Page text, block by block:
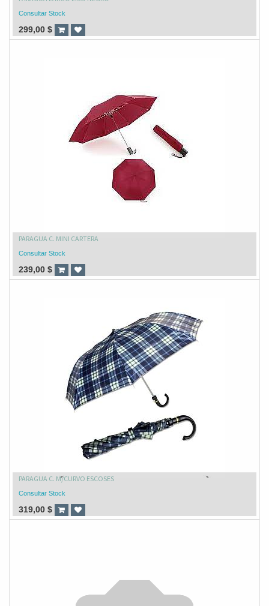
Consultar Stock
299,00 $
PARAGUA C. MINI CARTERA
Consultar Stock
239,00 $
PARAGUA C. M/CURVO ESCOSES
Consultar Stock
319,00 $